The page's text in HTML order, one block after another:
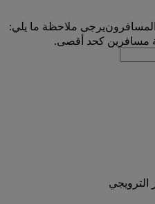
يرجى ملاحظة ما يلي:
مسافرين كحد أقصى.
الترويجي